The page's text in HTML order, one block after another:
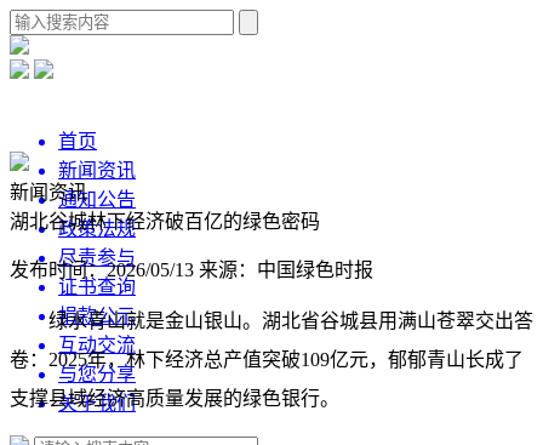
首页
新闻资讯
通知公告
政策法规
尽责参与
证书查询
捐款公示
互动交流
与您分享
关于我们
新闻资讯
湖北谷城林下经济破百亿的绿色密码
发布时间：2026/05/13 来源：中国绿色时报
绿水青山就是金山银山。湖北省谷城县用满山苍翠交出答
卷：2025年，林下经济总产值突破109亿元，郁郁青山长成了
支撑县域经济高质量发展的绿色银行。